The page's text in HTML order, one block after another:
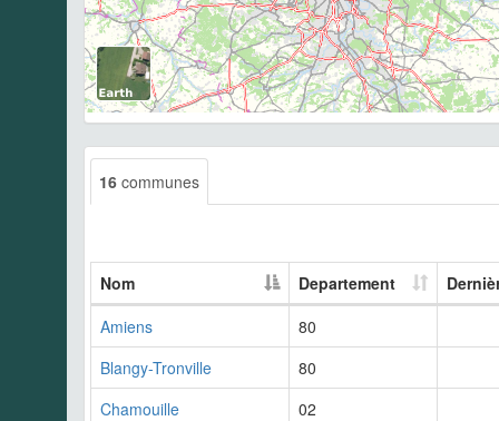
16 communes
Nom Departement
Amiens
80
Blangy-Tronville
80
Chamouille
02